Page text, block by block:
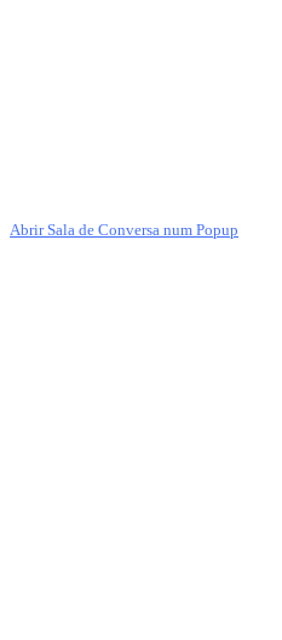
Abrir Sala de Conversa num Popup